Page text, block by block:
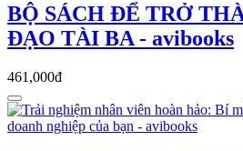
BỘ SÁCH ĐỂ TRỞ
ĐẠO TÀI BA - avibooks
461,000đ